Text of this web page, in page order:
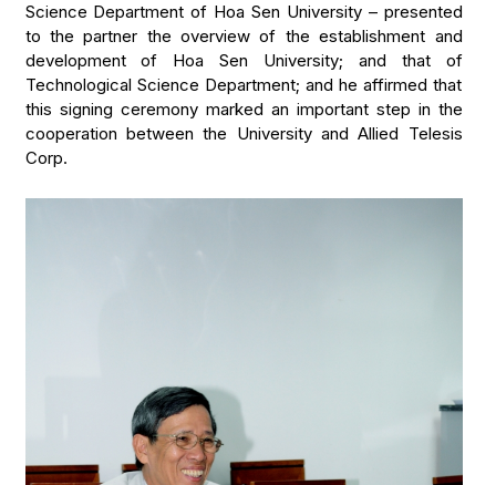
Science Department of Hoa Sen University – presented
to the partner the overview of the establishment and
development of Hoa Sen University; and that of
Technological Science Department; and he affirmed that
this signing ceremony marked an important step in the
cooperation between the University and Allied Telesis
Corp.